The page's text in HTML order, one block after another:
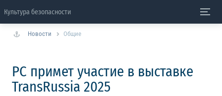
Культура безопасности
Новости Общие
РС примет участие в выставке
TransRussia 2025